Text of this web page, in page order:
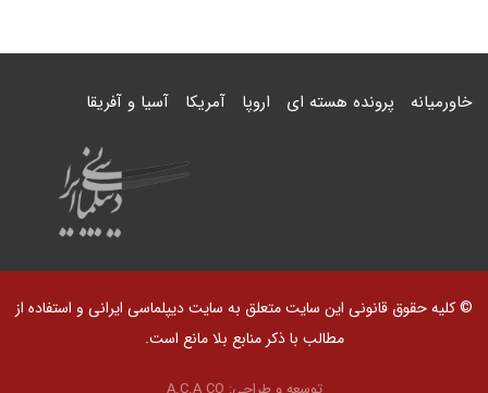
خاورمیانه پرونده هسته ای اروپا آمریکا آسیا و آفریقا
© کلیه حقوق قانونی این سایت متعلق به سایت دیپلماسی ایرانی و استفاده از
مطالب با ذکر منابع بلا مانع است.